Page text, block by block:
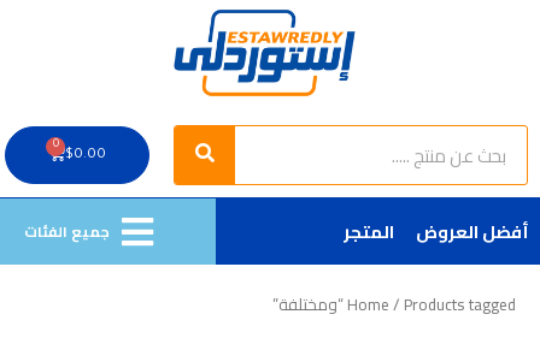
Search
Search
$0.00
0
Cart
أفضل العروض المتجر جميع الفئات
Home/ Products tagged “ومختلفة”